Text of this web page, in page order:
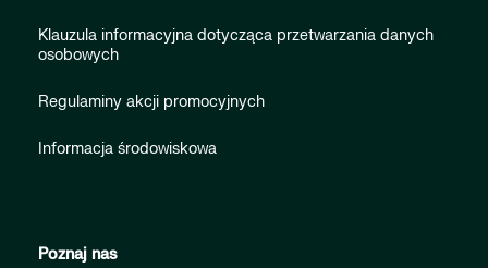
Klauzula informacyjna dotycząca przetwarzania danych
osobowych
Regulaminy akcji promocyjnych
Informacja środowiskowa
Poznaj nas